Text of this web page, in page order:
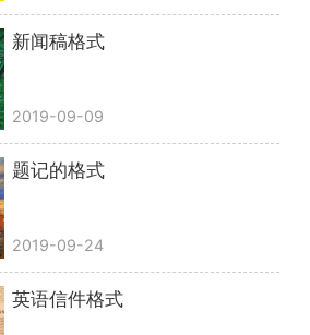
新闻稿格式
2019-09-09
题记的格式
2019-09-24
英语信件格式